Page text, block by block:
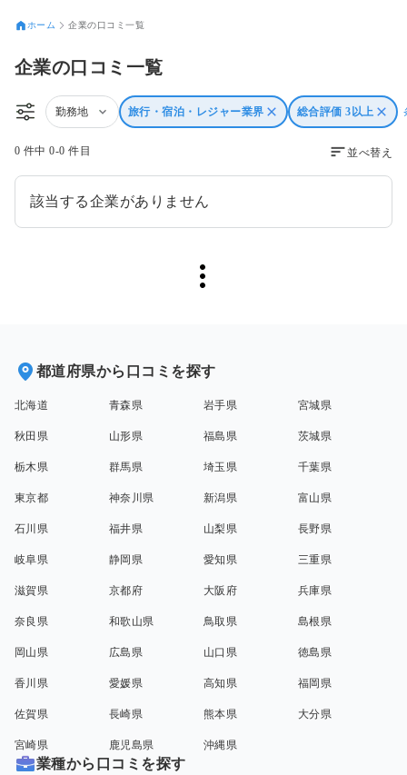
ホーム 企業の口コミ一覧
企業の口コミ一覧
勤務地 旅行・宿泊・レジャー業界 総合評価 3以上
0 件中 0-0 件目 並べ替え
該当する企業がありません
都道府県から口コミを探す
北海道 青森県 岩手県 宮城県
秋田県 山形県 福島県 茨城県
栃木県 群馬県 埼玉県 千葉県
東京都 神奈川県 新潟県 富山県
石川県 福井県 山梨県 長野県
岐阜県 静岡県 愛知県 三重県
滋賀県 京都府 大阪府 兵庫県
奈良県 和歌山県 鳥取県 島根県
岡山県 広島県 山口県 徳島県
香川県 愛媛県 高知県 福岡県
佐賀県 長崎県 熊本県 大分県
宮崎県 鹿児島県 沖縄県
業種から口コミを探す